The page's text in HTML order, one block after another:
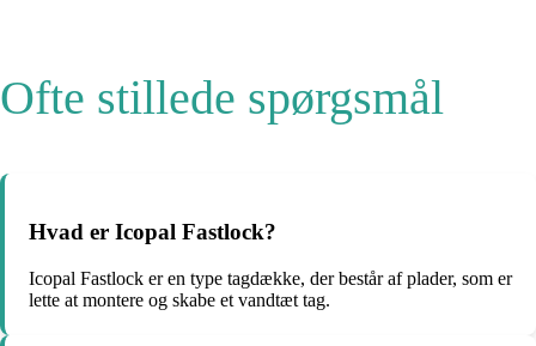
Ofte stillede spørgsmål
Hvad er Icopal Fastlock?
Icopal Fastlock er en type tagdække, der består af plader, som er
lette at montere og skabe et vandtæt tag.